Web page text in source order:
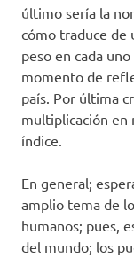
último sería la
cómo traduce de
peso en cada
momento de
país. Por última
multiplicación en
índice.
En general;
amplio tema de
humanos; pues,
del mundo; los